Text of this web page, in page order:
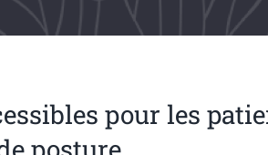
pour les